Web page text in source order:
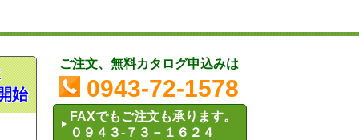
始
ご注文、無料カタログ申込みは
0943-72-1578
FAXでもご注文も承ります。
０９４３-７３－１６２４